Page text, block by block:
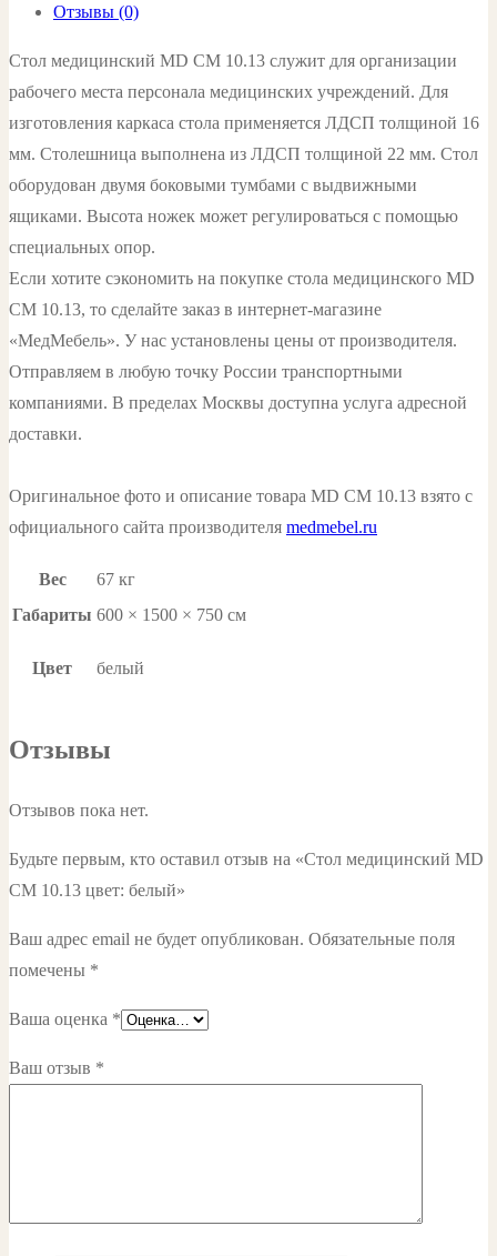
белый
Отзывы (0)
Стол медицинский MD СМ 10.13 служит для организации
рабочего места персонала медицинских учреждений. Для
изготовления каркаса стола применяется ЛДСП толщиной 16
мм. Столешница выполнена из ЛДСП толщиной 22 мм. Стол
оборудован двумя боковыми тумбами с выдвижными
ящиками. Высота ножек может регулироваться с помощью
специальных опор.
Если хотите сэкономить на покупке стола медицинского MD
СМ 10.13, то сделайте заказ в интернет-магазине
«МедМебель». У нас установлены цены от производителя.
Отправляем в любую точку России транспортными
компаниями. В пределах Москвы доступна услуга адресной
доставки.
Оригинальное фото и описание товара MD СМ 10.13 взято с
официального сайта производителя medmebel.ru
Вес
67 кг
Габариты 600 × 1500 × 750 см
Цвет белый
Отзывы
Отзывов пока нет.
Будьте первым, кто оставил отзыв на «Стол медицинский MD
СМ 10.13 цвет: белый»
Ваш адрес email не будет опубликован. Обязательные поля
помечены *
Ваша оценка *
Ваш отзыв *